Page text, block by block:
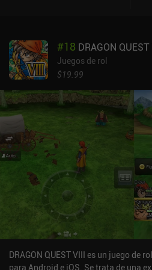
#18 DRAGON
Juegos de rol
$19.99
DRAGON QUEST VIII es un juego de
para Android e iOS. Se trata de una